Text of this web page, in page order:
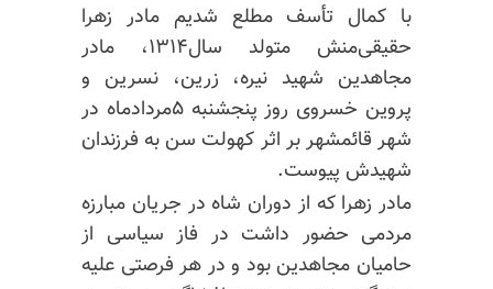
با کمال تأسف مطلع شدیم مادر زهرا
حقیقی‌منش
متولد سال۱۳۱۴، مادر
مجاهدین شهید نیره، زرین، نسرین و
پروین خسروی روز پنجشنبه ۵مردادماه در
شهر قائمشهر بر اثر کهولت سن به فرزندان
شهیدش پیوست.
مادر زهرا که از دوران شاه در جریان مبارزه
مردمی حضور داشت در فاز سیاسی از
حامیان مجاهدین بود و در هر فرصتی علیه